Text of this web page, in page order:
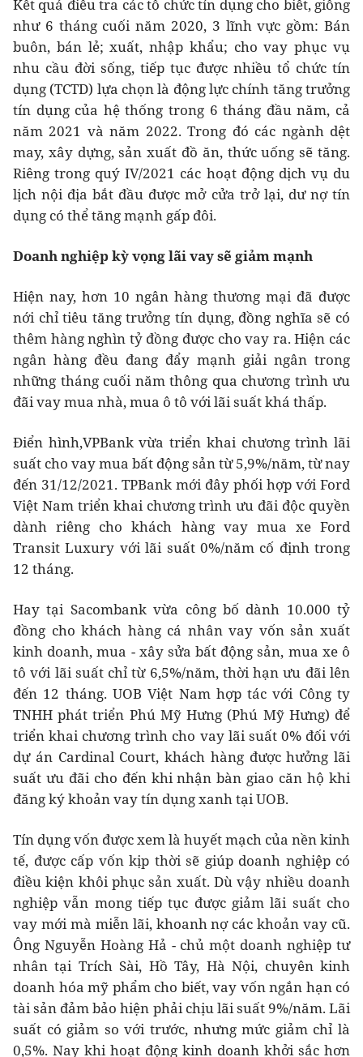
Kết quả điều tra các tổ chức tín dụng cho biết, giống
như 6 tháng cuối năm 2020, 3 lĩnh vực gồm: Bán
buôn, bán lẻ; xuất, nhập khẩu; cho vay phục vụ
nhu cầu đời sống, tiếp tục được nhiều tổ chức tín
dụng (TCTD) lựa chọn là động lực chính tăng trưởng
tín dụng của hệ thống trong 6 tháng đầu năm, cả
năm 2021 và năm 2022. Trong đó các ngành dệt
may, xây dựng, sản xuất đồ ăn, thức uống sẽ tăng.
Riêng trong quý IV/2021 các hoạt động dịch vụ du
lịch nội địa bắt đầu được mở cửa trở lại, dư nợ tín
dụng có thể tăng mạnh gấp đôi.
Doanh nghiệp kỳ vọng lãi vay sẽ giảm mạnh
Hiện nay, hơn 10 ngân hàng thương mại đã được
nới chỉ tiêu tăng trưởng tín dụng, đồng nghĩa sẽ có
thêm hàng nghìn tỷ đồng được cho vay ra. Hiện các
ngân hàng đều đang đẩy mạnh giải ngân trong
những tháng cuối năm thông qua chương trình ưu
đãi vay mua nhà, mua ô tô với lãi suất khá thấp.
Điển hình,VPBank vừa triển khai chương trình lãi
suất cho vay mua bất động sản từ 5,9%/năm, từ nay
đến 31/12/2021. TPBank mới đây phối hợp với Ford
Việt Nam triển khai chương trình ưu đãi độc quyền
dành riêng cho khách hàng vay mua xe Ford
Transit Luxury với lãi suất 0%/năm cố định trong
12 tháng.
Hay tại Sacombank vừa công bố dành 10.000 tỷ
đồng cho khách hàng cá nhân vay vốn sản xuất
kinh doanh, mua - xây sửa bất động sản, mua xe ô
tô với lãi suất chỉ từ 6,5%/năm, thời hạn ưu đãi lên
đến 12 tháng. UOB Việt Nam hợp tác với Công ty
TNHH phát triển Phú Mỹ Hưng (Phú Mỹ Hưng) để
triển khai chương trình cho vay lãi suất 0% đối với
dự án Cardinal Court, khách hàng được hưởng lãi
suất ưu đãi cho đến khi nhận bàn giao căn hộ khi
đăng ký khoản vay tín dụng xanh tại UOB.
Tín dụng vốn được xem là huyết mạch của nền kinh
tế, được cấp vốn kịp thời sẽ giúp doanh nghiệp có
điều kiện khôi phục sản xuất. Dù vậy nhiều doanh
nghiệp vẫn mong tiếp tục được giảm lãi suất cho
vay mới mà miễn lãi, khoanh nợ các khoản vay cũ.
Ông Nguyễn Hoàng Hả - chủ một doanh nghiệp tư
nhân tại Trích Sài, Hồ Tây, Hà Nội, chuyên kinh
doanh hóa mỹ phẩm cho biết, vay vốn ngắn hạn có
tài sản đảm bảo hiện phải chịu lãi suất 9%/năm. Lãi
suất có giảm so với trước, nhưng mức giảm chỉ là
0,5%. Nay khi hoạt động kinh doanh khởi sắc hơn